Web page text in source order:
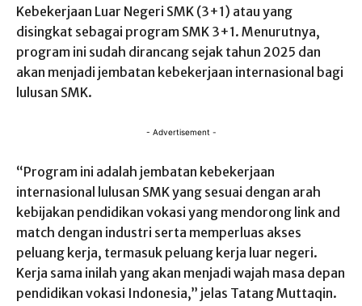
Kebekerjaan Luar Negeri SMK (3+1) atau yang
disingkat sebagai program SMK 3+1. Menurutnya,
program ini sudah dirancang sejak tahun 2025 dan
akan menjadi jembatan kebekerjaan internasional bagi
lulusan SMK.
- Advertisement -
“Program ini adalah jembatan kebekerjaan
internasional lulusan SMK yang sesuai dengan arah
kebijakan pendidikan vokasi yang mendorong link and
match dengan industri serta memperluas akses
peluang kerja, termasuk peluang kerja luar negeri.
Kerja sama inilah yang akan menjadi wajah masa depan
pendidikan vokasi Indonesia,” jelas Tatang Muttaqin.